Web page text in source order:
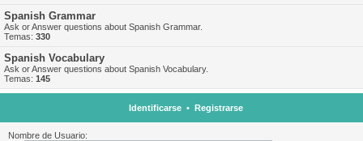
Spanish Grammar
Ask or Answer questions about Spanish Grammar.
Temas: 330
Spanish Vocabulary
Ask or Answer questions about Spanish Vocabulary.
Temas: 145
Identificarse• Registrarse
Nombre de Usuario: